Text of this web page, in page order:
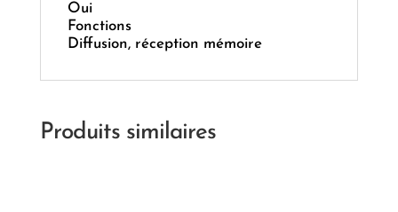
Oui
Fonctions
Diffusion, réception mémoire
Produits similaires